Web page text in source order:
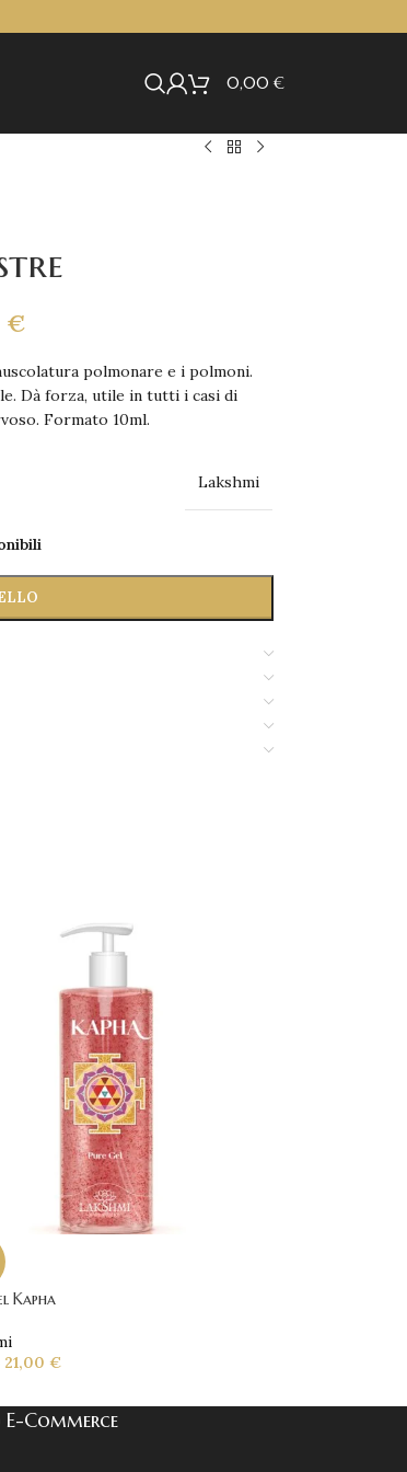
0,00 €
€
polmonare e i polmoni.
Dà forza, utile in tutti i casi di
Formato 10ml.
Lakshmi
Kapha
21,00 €
Commerce